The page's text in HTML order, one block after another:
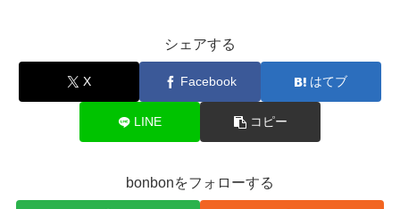
シェアする
X Facebook はてブ
LINE コピー
bonbonをフォローする